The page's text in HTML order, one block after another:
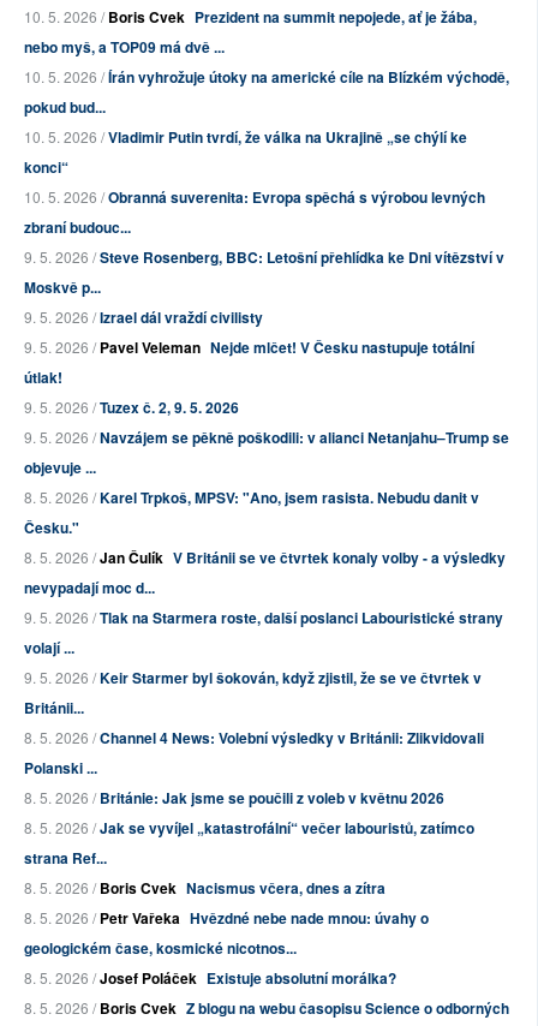
10. 5. 2026 /Boris Cvek Prezident na summit nepojede, ať je žába,
nebo myš, a TOP09 má dvě ...
10. 5. 2026 /Írán vyhrožuje útoky na americké cíle na Blízkém východě,
pokud bud...
10. 5. 2026 /Vladimir Putin tvrdí, že válka na Ukrajině „se chýlí ke
konci“
10. 5. 2026 /Obranná suverenita: Evropa spěchá s výrobou levných
zbraní budouc...
9. 5. 2026 /Steve Rosenberg, BBC: Letošní přehlídka ke Dni vítězství v
Moskvě p...
9. 5. 2026 /Izrael dál vraždí civilisty
9. 5. 2026 /Pavel Veleman Nejde mlčet! V Česku nastupuje totální
útlak!
9. 5. 2026 /Tuzex č. 2, 9. 5. 2026
9. 5. 2026 /Navzájem se pěkně poškodili: v alianci Netanjahu–Trump se
objevuje ...
8. 5. 2026 /Karel Trpkoš, MPSV: "Ano, jsem rasista. Nebudu danit v
Česku."
8. 5. 2026 /Jan Čulík V Británii se ve čtvrtek konaly volby - a výsledky
nevypadají moc d...
9. 5. 2026 /Tlak na Starmera roste, další poslanci Labouristické strany
volají ...
9. 5. 2026 /Keir Starmer byl šokován, když zjistil, že se ve čtvrtek v
Británii...
8. 5. 2026 /Channel 4 News: Volební výsledky v Británii: Zlikvidovali
Polanski ...
8. 5. 2026 /Británie: Jak jsme se poučili z voleb v květnu 2026
8. 5. 2026 /Jak se vyvíjel „katastrofální“ večer labouristů, zatímco
strana Ref...
8. 5. 2026 /Boris Cvek Nacismus včera, dnes a zítra
8. 5. 2026 /Petr Vařeka Hvězdné nebe nade mnou: úvahy o
geologickém čase, kosmické nicotnos...
8. 5. 2026 /Josef Poláček Existuje absolutní morálka?
8. 5. 2026 /Boris Cvek Z blogu na webu časopisu Science o odborných